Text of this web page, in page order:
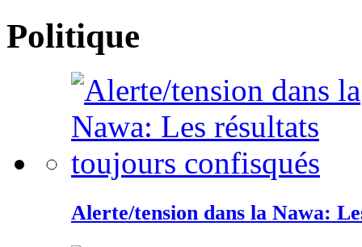
Politique
Alerte/tension dans la Nawa: